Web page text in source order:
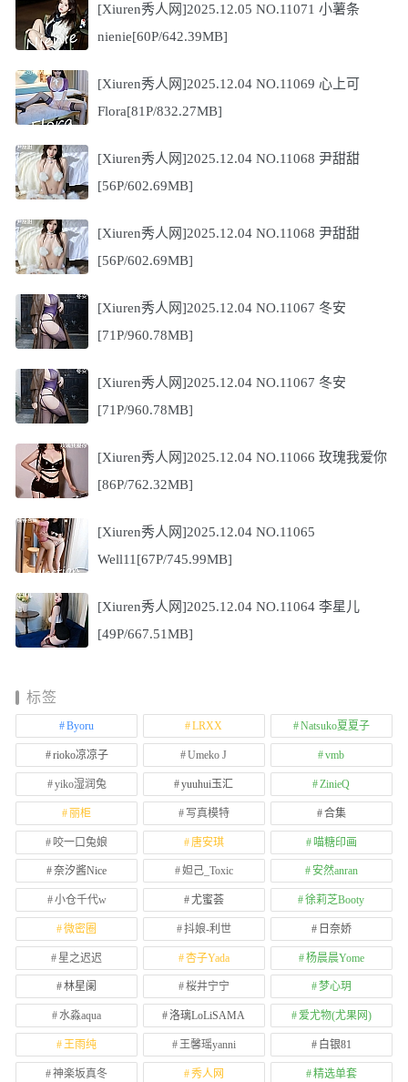
[Xiuren秀人网]2025.12.05 NO.11071 小薯条
nienie[60P/642.39MB]
[Xiuren秀人网]2025.12.04 NO.11069 心上可
Flora[81P/832.27MB]
[Xiuren秀人网]2025.12.04 NO.11068 尹甜甜
[56P/602.69MB]
[Xiuren秀人网]2025.12.04 NO.11068 尹甜甜
[56P/602.69MB]
[Xiuren秀人网]2025.12.04 NO.11067 冬安
[71P/960.78MB]
[Xiuren秀人网]2025.12.04 NO.11067 冬安
[71P/960.78MB]
[Xiuren秀人网]2025.12.04 NO.11066 玫瑰我爱你
[86P/762.32MB]
[Xiuren秀人网]2025.12.04 NO.11065
Well11[67P/745.99MB]
[Xiuren秀人网]2025.12.04 NO.11064 李星儿
[49P/667.51MB]
标签
Byoru LRXX Natsuko夏夏子
rioko凉凉子 Umeko J vmb
yiko湿润兔 yuuhui玉汇 ZinieQ
丽柜 写真模特 合集
咬一口兔娘 唐安琪 喵糖印画
奈汐酱Nice 妲己_Toxic 安然anran
小仓千代w 尤蜜荟 徐莉芝Booty
微密圈 抖娘-利世 日奈娇
星之迟迟 杏子Yada 杨晨晨Yome
林星阑 桜井宁宁 梦心玥
水淼aqua 洛璃LoLiSAMA 爱尤物(尤果网)
王雨纯 王馨瑶yanni 白银81
神楽坂真冬 秀人网 精选单套